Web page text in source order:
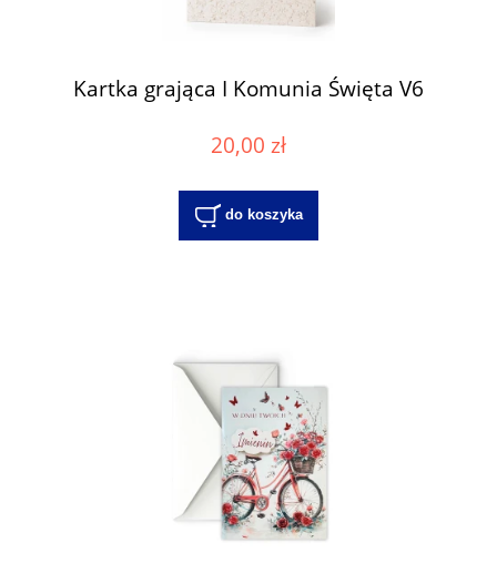
Kartka grająca I Komunia Święta V6
20,00 zł
do koszyka